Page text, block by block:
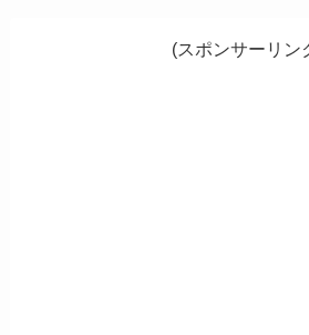
(スポンサーリン